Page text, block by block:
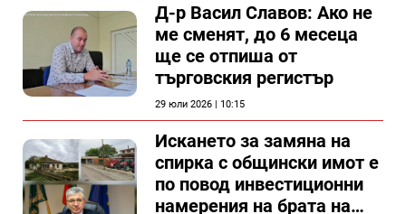
Д-р Васил Славов: Ако не
ме сменят, до 6 месеца
ще се отпиша от
търговския регистър
29 юли 2026 | 10:15
Искането за замяна на
спирка с общински имот е
по повод инвестиционни
намерения на брата на